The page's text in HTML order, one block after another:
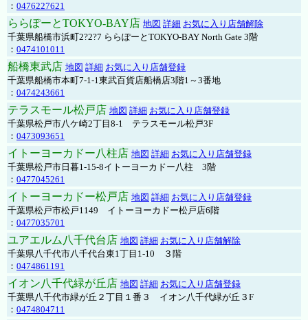
： 0476227621
ららぽーとTOKYO-BAY店 地図 詳細 お気に入り店舗解除
千葉県船橋市浜町2?2?7 ららぽーとTOKYO-BAY North Gate 3階
： 0474101011
船橋東武店 地図 詳細 お気に入り店舗登録
千葉県船橋市本町7-1-1東武百貨店船橋店3階1～3番地
： 0474243661
テラスモール松戸店 地図 詳細 お気に入り店舗登録
千葉県松戸市八ケ崎2丁目8-1 テラスモール松戸3F
： 0473093651
イトーヨーカドー八柱店 地図 詳細 お気に入り店舗登録
千葉県松戸市日暮1-15-8イトーヨーカドー八柱 3階
： 0477045261
イトーヨーカドー松戸店 地図 詳細 お気に入り店舗登録
千葉県松戸市松戸1149 イトーヨーカドー松戸店6階
： 0477035701
ユアエルム八千代台店 地図 詳細 お気に入り店舗解除
千葉県八千代市八千代台東1丁目1-10 ３階
： 0474861191
イオン八千代緑が丘店 地図 詳細 お気に入り店舗登録
千葉県八千代市緑が丘２丁目１番３ イオン八千代緑が丘３F
： 0474804711